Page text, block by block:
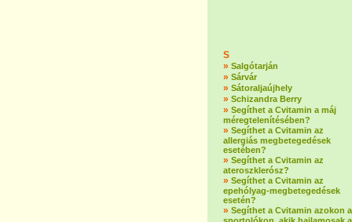
S
» Salgótarján
» Sárvár
» Sátoraljaújhely
» Schizandra Berry
» Segíthet a Cvitamin a máj
méregtelenítésében?
» Segíthet a Cvitamin az
allergiás megbetegedések
esetében?
» Segíthet a Cvitamin az
ateroszklerósz?
» Segíthet a Cvitamin az
epehólyag-megbetegedések
esetén?
» Segíthet a Cvitamin azokon a